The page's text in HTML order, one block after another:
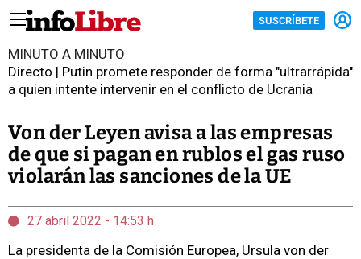
SUSCRÍBETE
MINUTO A MINUTO
Directo | Putin promete responder de forma "ultrarrápida"
a quien intente intervenir en el conflicto de Ucrania
Von der Leyen avisa a las empresas
de que si pagan en rublos el gas ruso
violarán las sanciones de la UE
27 abril 2022 - 14:53 h
La presidenta de la Comisión Europea, Ursula von der